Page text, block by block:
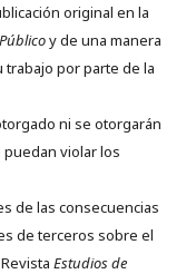
original en la
y de una manera
por parte de la
ni se otorgarán
violar los
de las consecuencias
de terceros sobre el
Estudios de